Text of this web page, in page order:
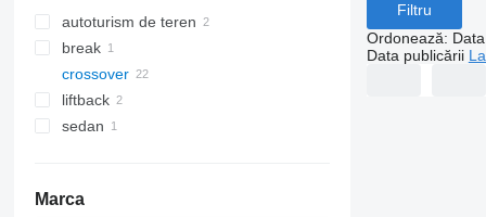
autoturism de teren
break
crossover
liftback
sedan
Marca
Filtru
Ordonează:
Data publicării